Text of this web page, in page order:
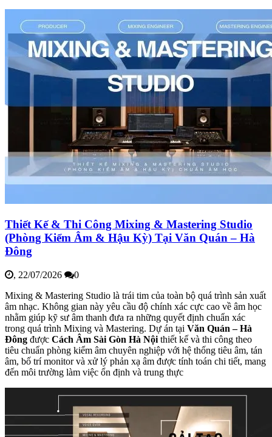
Thiết Kế & Thi Công Mixing & Mastering Studio
(Phòng Kiểm Âm & Hậu Kỳ) Tại Văn Quán – Hà
Đông
, 22/07/2026
0
Mixing & Mastering Studio là trái tim của toàn bộ quá trình sản xuất
âm nhạc. Không gian này yêu cầu độ chính xác cực cao về âm học
nhằm giúp kỹ sư âm thanh đưa ra những quyết định chuẩn xác
trong quá trình Mixing và Mastering. Dự án tại Văn Quán – Hà
Đông được Cách Âm Sài Gòn Hà Nội thiết kế và thi công theo
tiêu chuẩn phòng kiểm âm chuyên nghiệp với hệ thống tiêu âm, tán
âm, bố trí monitor và xử lý phản xạ âm được tính toán chi tiết, mang
đến môi trường làm việc ổn định và trung thực